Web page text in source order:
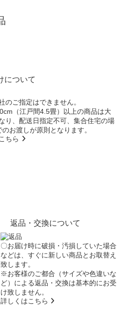
について
のご指定はできません。
（江戸間4.5畳）以上の商品は大
り、配送日指定不可、集合住宅の場
のお渡しが原則となります。
ちら
返品・交換について
〇お届け時に破損・汚損していた場合
などは、すぐに新しい商品とお取替え
致します。
※お客様のご都合（サイズや色違いな
ど）による返品・交換は基本的にお受
け致しません。
詳しくはこちら